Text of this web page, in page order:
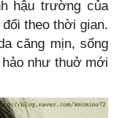
hậu trường của
theo thời gian.
căng mịn, sống
như thuở mới